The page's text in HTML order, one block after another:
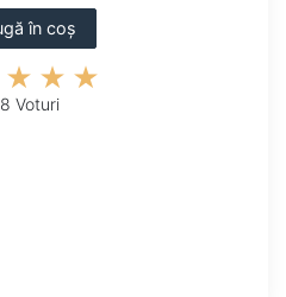
în coș
Voturi